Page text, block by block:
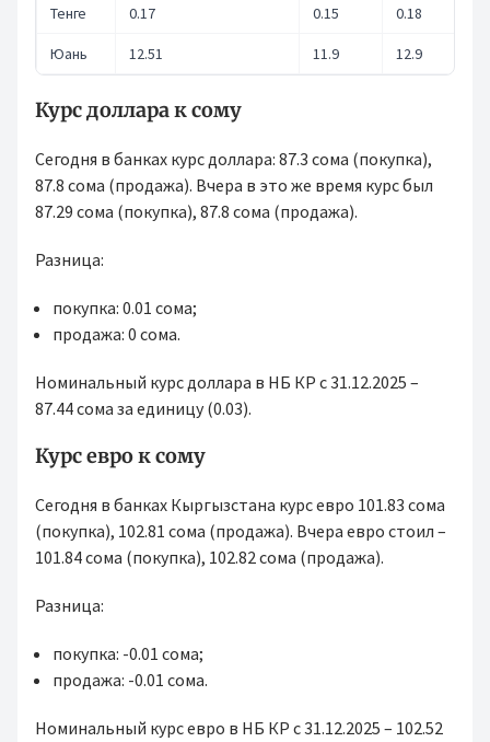
Тенге 0.17 0.15 0.18
Юань 12.51 11.9 12.9
Курс доллара к сому
Сегодня в банках курс доллара: 87.3 сома (покупка),
87.8 сома (продажа). Вчера в это же время курс был
87.29 сома (покупка), 87.8 сома (продажа).
Разница:
покупка: 0.01 сома;
продажа: 0 сома.
Номинальный курс доллара в НБ КР с 31.12.2025 –
87.44 сома за единицу (0.03).
Курс евро к сому
Сегодня в банках Кыргызстана курс евро 101.83 сома
(покупка), 102.81 сома (продажа). Вчера евро стоил –
101.84 сома (покупка), 102.82 сома (продажа).
Разница:
покупка: -0.01 сома;
продажа: -0.01 сома.
Номинальный курс евро в НБ КР с 31.12.2025 – 102.52